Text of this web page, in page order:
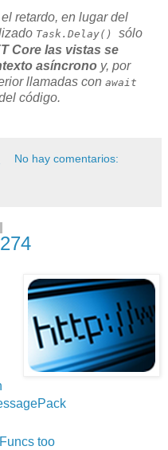
retardo, en lugar del
Task.Delay() sólo
Core las vistas se
asíncrono y, por
llamadas con await
código.
No hay comentarios:
too